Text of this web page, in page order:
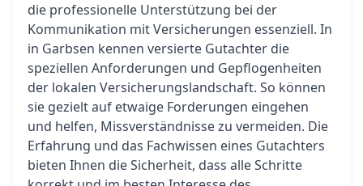
die professionelle Unterstützung bei der
Kommunikation mit Versicherungen essenziell. In
in Garbsen kennen versierte Gutachter die
speziellen Anforderungen und Gepflogenheiten
der lokalen Versicherungslandschaft. So können
sie gezielt auf etwaige Forderungen eingehen
und helfen, Missverständnisse zu vermeiden. Die
Erfahrung und das Fachwissen eines Gutachters
bieten Ihnen die Sicherheit, dass alle Schritte